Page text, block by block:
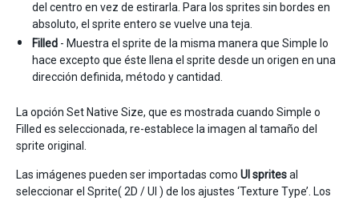
del centro en vez de estirarla. Para los sprites sin bordes en
absoluto, el sprite entero se vuelve una teja.
Filled - Muestra el sprite de la misma manera que Simple lo
hace excepto que éste llena el sprite desde un origen en una
dirección definida, método y cantidad.
La opción Set Native Size, que es mostrada cuando Simple o
Filled es seleccionada, re-establece la imagen al tamaño del
sprite original.
Las imágenes pueden ser importadas como UI spritesal
seleccionar el Sprite( 2D / UI ) de los ajustes ‘Texture Type’. Los